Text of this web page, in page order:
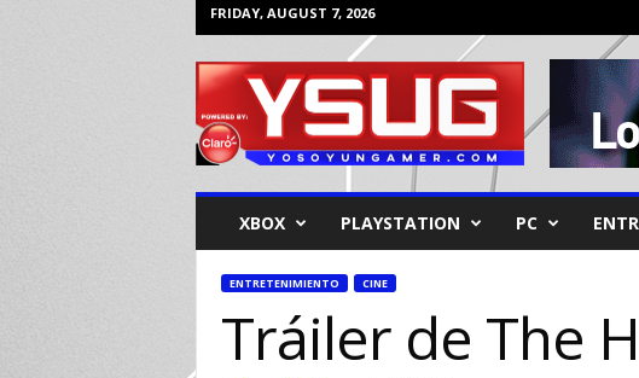
FRIDAY, AUGUST 7, 2026
o
o
y
XBOX PLAYSTATION PC
ENTRETENIMIENTO CINE
Tráiler de The